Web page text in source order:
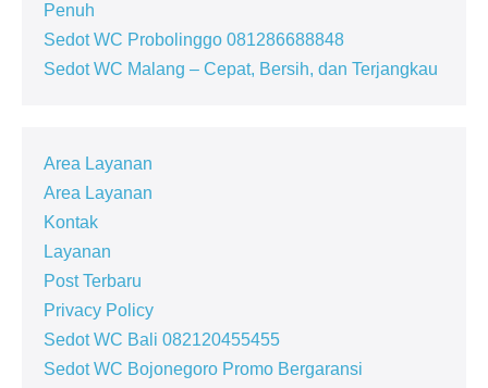
Penuh
Sedot WC Probolinggo 081286688848
Sedot WC Malang – Cepat, Bersih, dan Terjangkau
Area Layanan
Area Layanan
Kontak
Layanan
Post Terbaru
Privacy Policy
Sedot WC Bali 082120455455
Sedot WC Bojonegoro Promo Bergaransi